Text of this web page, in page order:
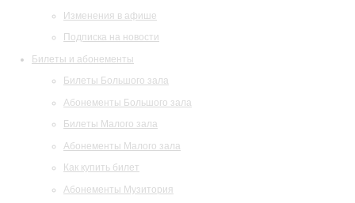
Изменения в афише
Подписка на новости
Билеты и абонементы
Билеты Большого зала
Абонементы Большого зала
Билеты Малого зала
Абонементы Малого зала
Как купить билет
Абонементы Музитория